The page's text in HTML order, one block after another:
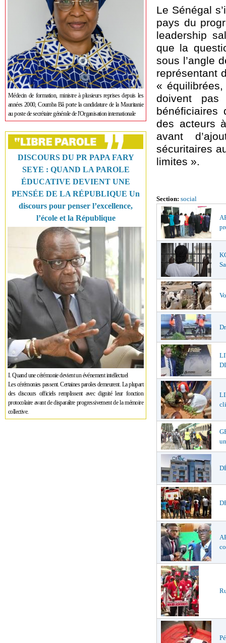
Médecin de formation, ministre à plusieurs reprises depuis les
années 2000, Coumba Bâ porte la candidature de la Mauritanie
au poste de secrétaire générale de l'Organisation internationale
DISCOURS DU PR PAPA FARY
SEYE : QUAND LA PAROLE
ÉDUCATIVE DEVIENT UNE
PENSÉE DE LA RÉPUBLIQUE Un
discours pour penser l’excellence,
l’école et la République
I. Quand une cérémonie devient un événement intellectuel
Les cérémonies passent. Certaines paroles demeurent. La plupart
des discours officiels remplissent avec dignité leur fonction
protocolaire avant de disparaître progressivement de la mémoire
collective.
Le Sénégal
pays du
leadership
que la
sous l’angle
représentant
«
doivent pas
bénéficiaires
des acteurs
avant
sécuritaires
limites ».
Section: social